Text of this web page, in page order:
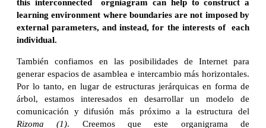
this interconnected orgniagram can help to construct a
learning environment where boundaries are not imposed by
external parameters, and instead, for the interests of each
individual.
También confiamos en las posibilidades de Internet para
generar espacios de asamblea e intercambio más horizontales.
Por lo tanto, en lugar de estructuras jerárquicas en forma de
árbol, estamos interesados en desarrollar un modelo de
comunicación y difusión más próximo a la estructura del
Rizoma (1). Creemos que este organigrama de